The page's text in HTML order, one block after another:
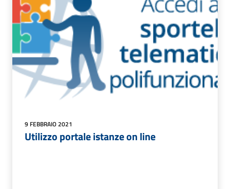
9 FEBBRAIO 2021
Utilizzo portale istanze on line